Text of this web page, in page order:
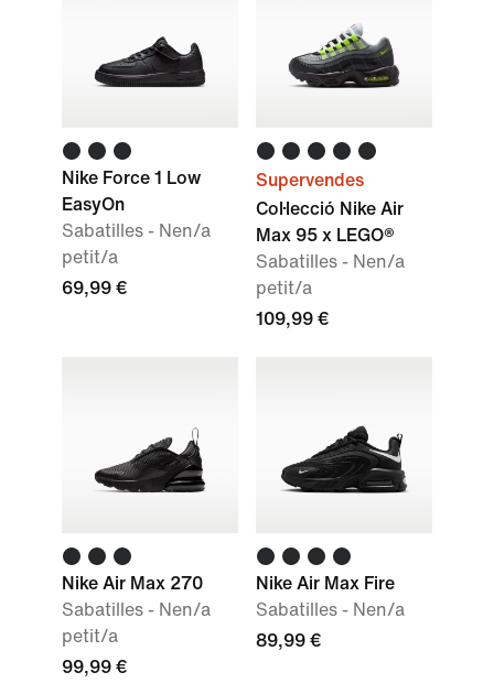
Nike Force 1 Low
EasyOn
Sabatilles - Nen/a
petit/a
69,99 €
Supervendes
Col·lecció Nike Air
Max 95 x LEGO®
Sabatilles - Nen/a
petit/a
109,99 €
Nike Air Max 270
Sabatilles - Nen/a
petit/a
99,99 €
Nike Air Max Fire
Sabatilles - Nen/a
89,99 €